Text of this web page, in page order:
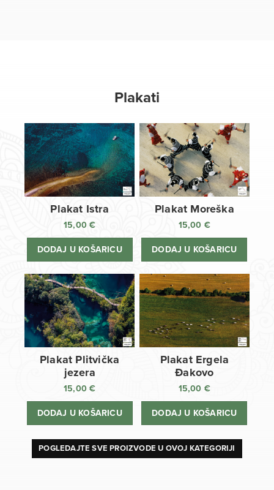
Plakati
Plakat Istra
15,00€
DODAJ U KOŠARICU
Plakat Moreška
15,00 €
DODAJ U KOŠARICU
Plakat Plitvička
jezera
15,00€
DODAJ U KOŠARICU
Plakat Ergela
Đakovo
15,00 €
DODAJ U KOŠARICU
POGLEDAJTE SVE PROIZVODE U OVOJ KATEGORIJI